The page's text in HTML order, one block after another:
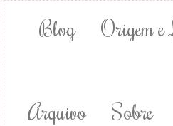
Blog Origem
Arquivo Sobre